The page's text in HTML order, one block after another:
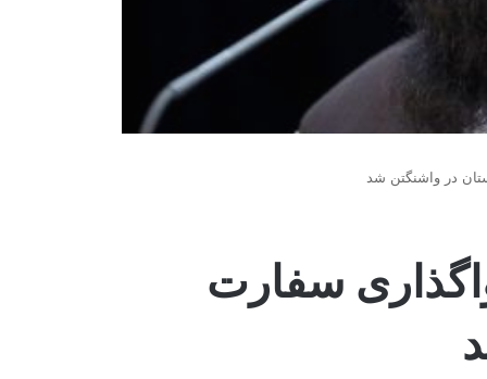
در واشنگتن شد
سفارت